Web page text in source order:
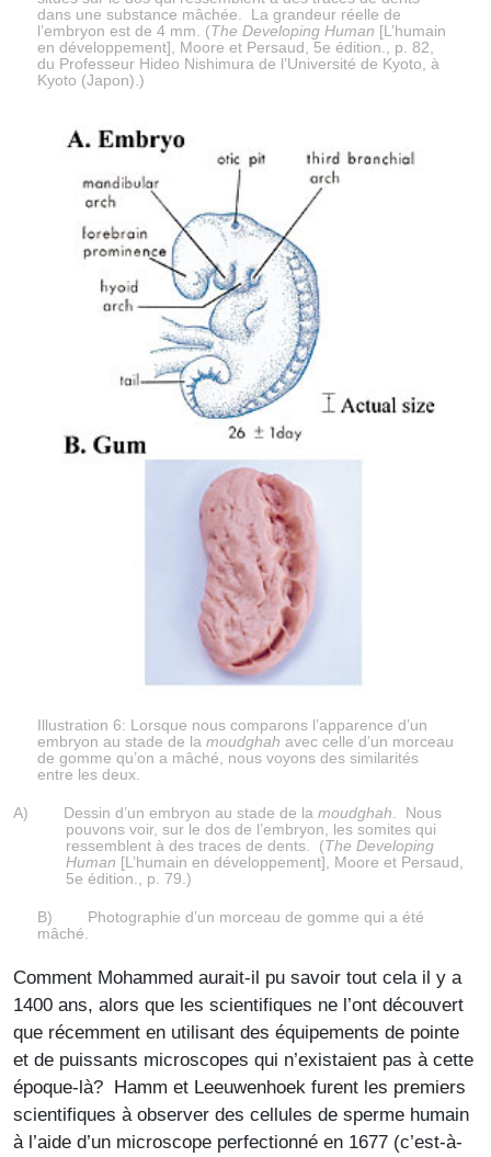
dans une substance mâchée. La grandeur réelle de
l’embryon est de 4 mm. (The Developing Human [L’humain
en développement], Moore et Persaud, 5e édition., p. 82,
du Professeur Hideo Nishimura de l’Université de Kyoto, à
Kyoto (Japon).)
Illustration 6: Lorsque nous comparons l’apparence d’un
embryon au stade de la moudghah avec celle d’un morceau
de gomme qu’on a mâché, nous voyons des similarités
entre les deux.
A) Dessin d’un embryon au stade de la moudghah . Nous
pouvons voir, sur le dos de l’embryon, les somites qui
ressemblent à des traces de dents. (The Developing
Human [L’humain en développement], Moore et Persaud,
5e édition., p. 79.)
B) Photographie d’un morceau de gomme qui a été
mâché.
Comment Mohammed aurait-il pu savoir tout cela il y a
1400 ans, alors que les scientifiques ne l’ont découvert
que récemment en utilisant des équipements de pointe
et de puissants microscopes qui n’existaient pas à cette
époque-là? Hamm et Leeuwenhoek furent les premiers
scientifiques à observer des cellules de sperme humain
à l’aide d’un microscope perfectionné en 1677 (c’est-à-